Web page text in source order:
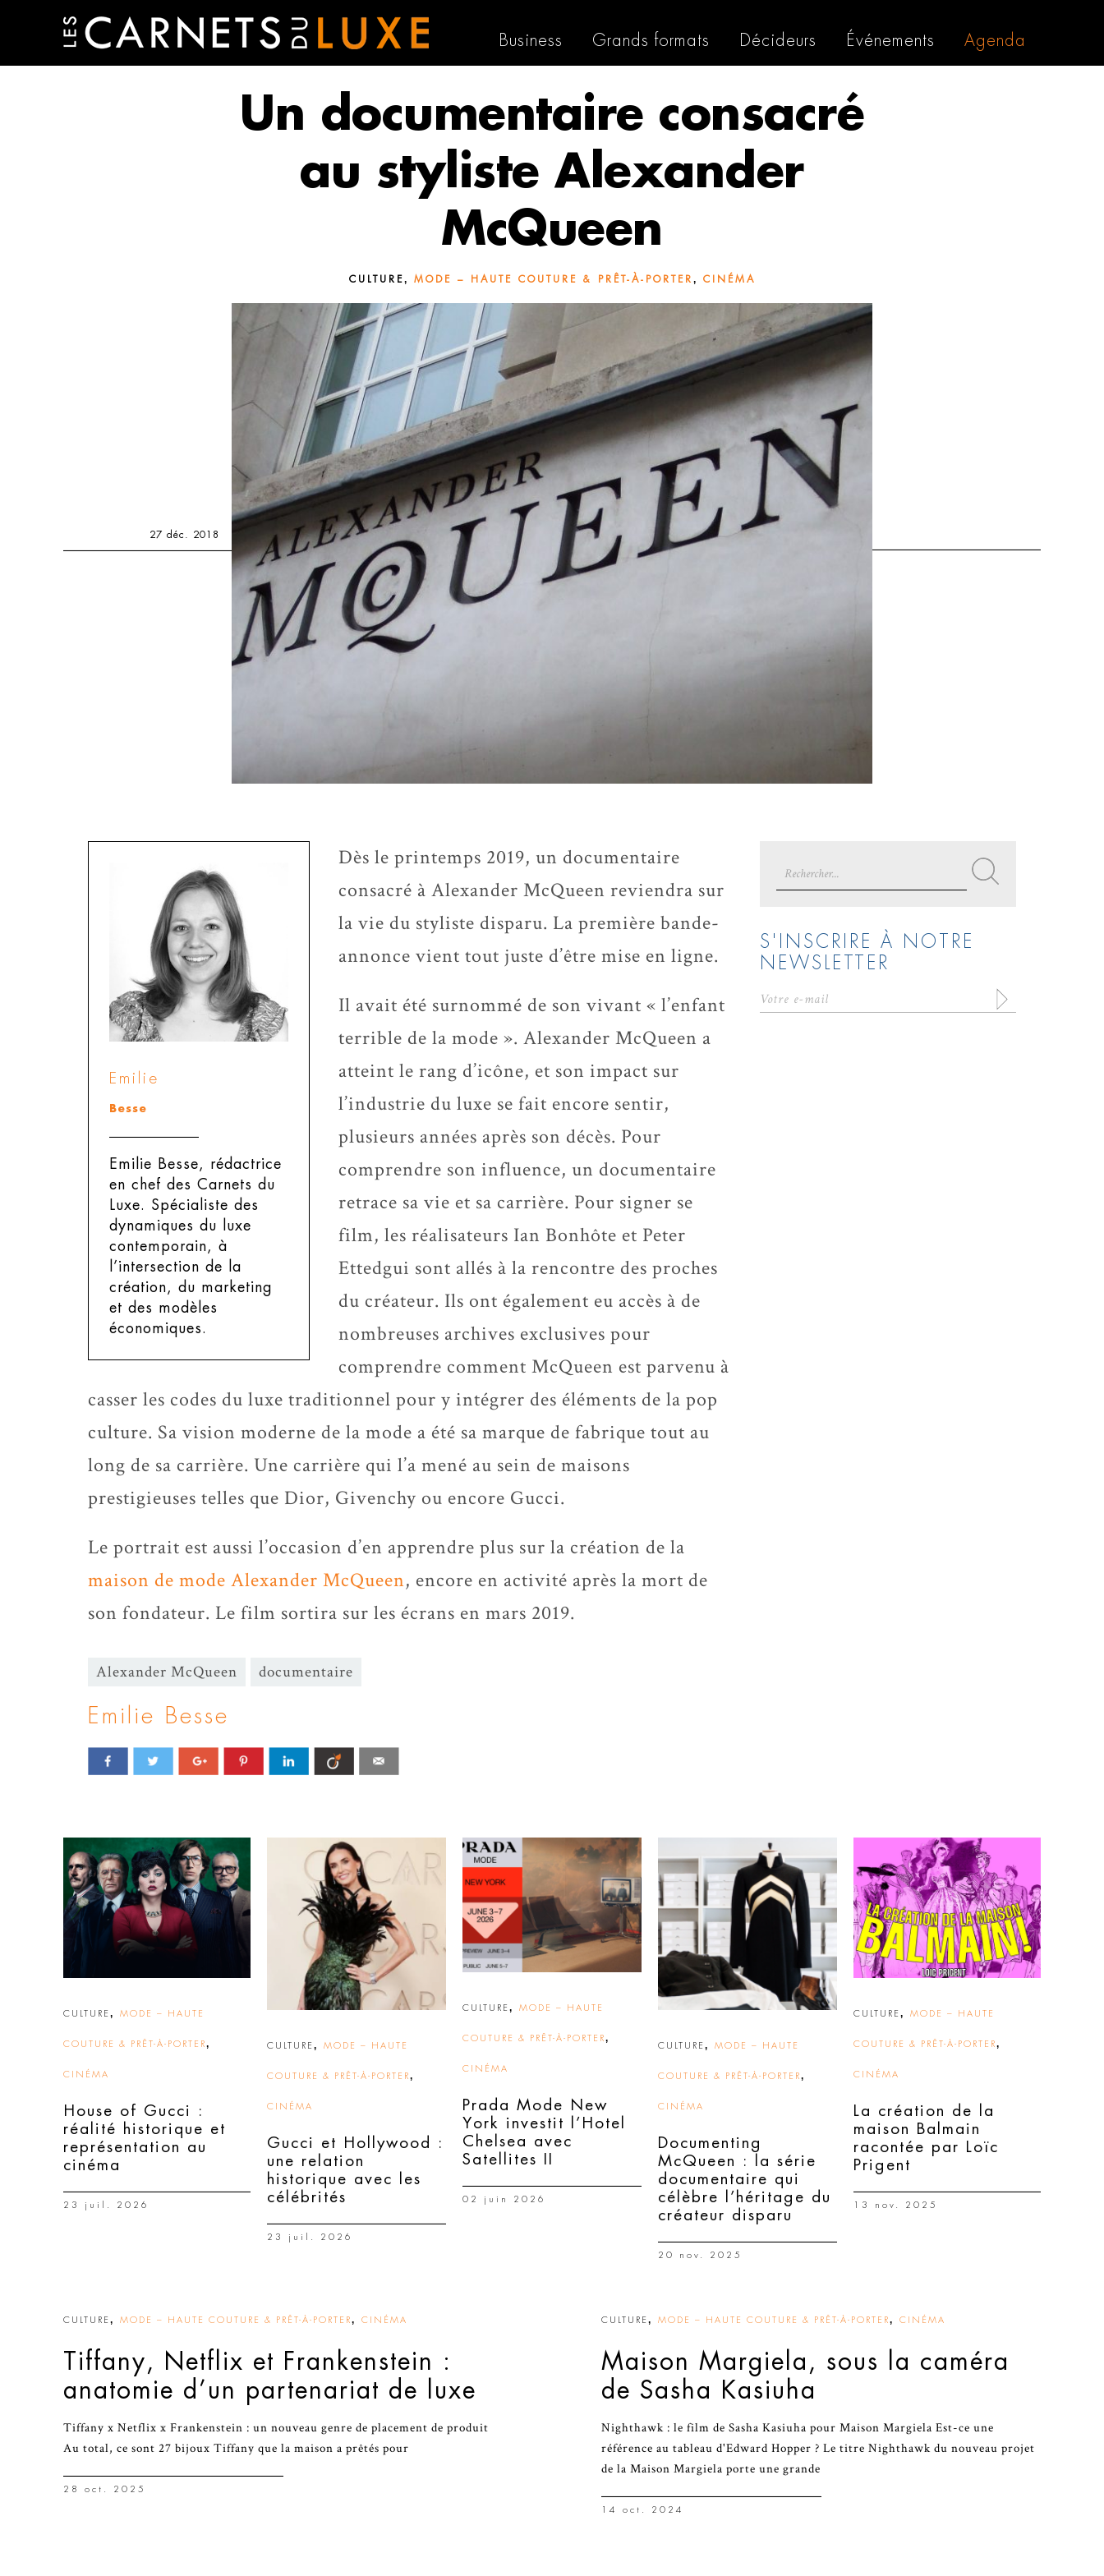
Business Grands formats Décideurs Événements Agenda
Un documentaire consacré
au styliste Alexander
McQueen
CULTURE, MODE – HAUTE COUTURE & PRÊT-À-PORTER , CINÉMA
27 déc. 2018
Emilie
Besse
Emilie Besse, rédactrice
en chef des Carnets du
Luxe.
Spécialiste des
dynamiques du luxe
contemporain, à
l’intersection de la
création, du marketing
et des modèles
économiques.
Dès le printemps 2019, un documentaire
consacré à Alexander McQueen reviendra sur
la vie du styliste disparu. La première bande-
annonce vient tout juste d’être mise en ligne.
Il avait été surnommé de son vivant « l’enfant
terrible de la mode ». Alexander McQueen a
atteint le rang d’icône, et son impact sur
l’industrie du luxe se fait encore sentir,
plusieurs années après son décès. Pour
comprendre son influence, un documentaire
retrace sa vie et sa carrière. Pour signer se
film, les réalisateurs Ian Bonhôte et Peter
Ettedgui sont allés à la rencontre des proches
du créateur. Ils ont également eu accès à de
nombreuses archives exclusives pour
comprendre comment McQueen est parvenu à
casser les codes du luxe traditionnel pour y intégrer des éléments de la pop
culture. Sa vision moderne de la mode a été sa marque de fabrique tout au
long de sa carrière. Une carrière qui l’a mené au sein de maisons
prestigieuses telles que Dior, Givenchy ou encore Gucci.
Le portrait est aussi l’occasion d’en apprendre plus sur la création de la
maison de mode Alexander McQueen, encore en activité après la mort de
son fondateur. Le film sortira sur les écrans en mars 2019.
Alexander McQueen documentaire
Emilie Besse
for:
S'INSCRIRE À NOTRE
NEWSLETTER
CULTURE , MODE – HAUTE
COUTURE & PRÊT-À-PORTER,
CINÉMA
House of Gucci :
réalité historique et
représentation au
cinéma
23 juil. 2026
CULTURE , MODE – HAUTE
COUTURE & PRÊT-À-PORTER,
CINÉMA
Gucci et Hollywood :
une relation
historique avec les
célébrités
23 juil. 2026
CULTURE , MODE – HAUTE
COUTURE & PRÊT-À-PORTER,
CINÉMA
Prada Mode New
York investit l’Hotel
Chelsea avec
Satellites II
02 juin 2026
CULTURE , MODE – HAUTE
COUTURE & PRÊT-À-PORTER,
CINÉMA
Documenting
McQueen : la série
documentaire qui
célèbre l’héritage du
créateur disparu
20 nov. 2025
CULTURE , MODE – HAUTE
COUTURE & PRÊT-À-PORTER,
CINÉMA
La création de la
maison Balmain
racontée par Loïc
Prigent
13 nov. 2025
CULTURE , MODE – HAUTE COUTURE & PRÊT-À-PORTER, CINÉMA
Tiffany, Netflix et Frankenstein :
anatomie d’un partenariat de luxe
Tiffany x Netflix x Frankenstein : un nouveau genre de placement de produit
Au total, ce sont 27 bijoux Tiffany que la maison a prêtés pour
28 oct. 2025
CULTURE , MODE – HAUTE COUTURE & PRÊT-À-PORTER, CINÉMA
Maison Margiela, sous la caméra
de Sasha Kasiuha
Nighthawk : le film de Sasha Kasiuha pour Maison Margiela Est-ce une
référence au tableau d'Edward Hopper ? Le titre Nighthawk du nouveau projet
de la Maison Margiela porte une grande
14 oct. 2024